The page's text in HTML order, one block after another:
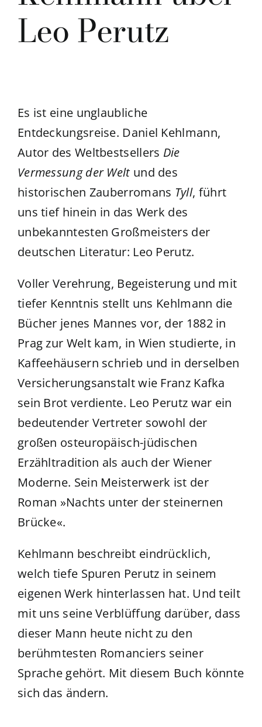
Leo Perutz
Es ist eine unglaubliche
Entdeckungsreise. Daniel Kehlmann,
Autor des Weltbestsellers Die
Vermessung der Welt und des
historischen Zauberromans Tyll, führt
uns tief hinein in das Werk des
unbekanntesten Großmeisters der
deutschen Literatur: Leo Perutz.
Voller Verehrung, Begeisterung und mit
tiefer Kenntnis stellt uns Kehlmann die
Bücher jenes Mannes vor, der 1882 in
Prag zur Welt kam, in Wien studierte, in
Kaffeehäusern schrieb und in derselben
Versicherungsanstalt wie Franz Kafka
sein Brot verdiente. Leo Perutz war ein
bedeutender Vertreter sowohl der
großen osteuropäisch-jüdischen
Erzähltradition als auch der Wiener
Moderne. Sein Meisterwerk ist der
Roman »Nachts unter der steinernen
Brücke«.
Kehlmann beschreibt eindrücklich,
welch tiefe Spuren Perutz in seinem
eigenen Werk hinterlassen hat. Und teilt
mit uns seine Verblüffung darüber, dass
dieser Mann heute nicht zu den
berühmtesten Romanciers seiner
Sprache gehört. Mit diesem Buch könnte
sich das ändern.